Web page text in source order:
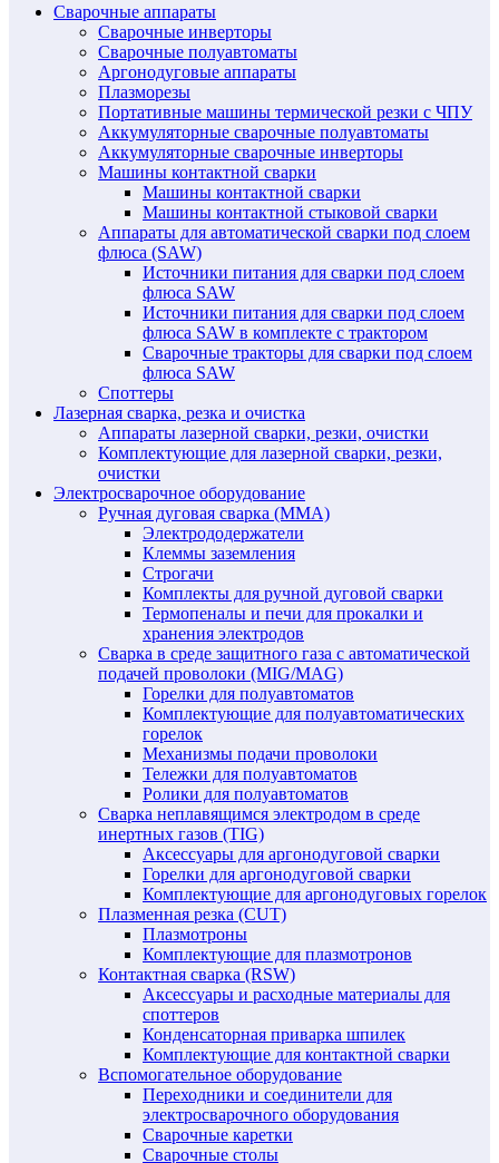
Сварочные аппараты
Сварочные инверторы
Сварочные полуавтоматы
Аргонодуговые аппараты
Плазморезы
Портативные машины термической резки с ЧПУ
Аккумуляторные сварочные полуавтоматы
Аккумуляторные сварочные инверторы
Машины контактной сварки
Машины контактной сварки
Машины контактной стыковой сварки
Аппараты для автоматической сварки под слоем
флюса (SAW)
Источники питания для сварки под слоем
флюса SAW
Источники питания для сварки под слоем
флюса SAW в комплекте с трактором
Сварочные тракторы для сварки под слоем
флюса SAW
Споттеры
Лазерная сварка, резка и очистка
Аппараты лазерной сварки, резки, очистки
Комплектующие для лазерной сварки, резки,
очистки
Электросварочное оборудование
Ручная дуговая сварка (MMA)
Электрододержатели
Клеммы заземления
Строгачи
Комплекты для ручной дуговой сварки
Термопеналы и печи для прокалки и
хранения электродов
Сварка в среде защитного газа с автоматической
подачей проволоки (MIG/MAG)
Горелки для полуавтоматов
Комплектующие для полуавтоматических
горелок
Механизмы подачи проволоки
Тележки для полуавтоматов
Ролики для полуавтоматов
Сварка неплавящимся электродом в среде
инертных газов (TIG)
Аксессуары для аргонодуговой сварки
Горелки для аргонодуговой сварки
Комплектующие для аргонодуговых горелок
Плазменная резка (CUT)
Плазмотроны
Комплектующие для плазмотронов
Контактная сварка (RSW)
Аксессуары и расходные материалы для
споттеров
Конденсаторная приварка шпилек
Комплектующие для контактной сварки
Вспомогательное оборудование
Переходники и соединители для
электросварочного оборудования
Сварочные каретки
Сварочные столы